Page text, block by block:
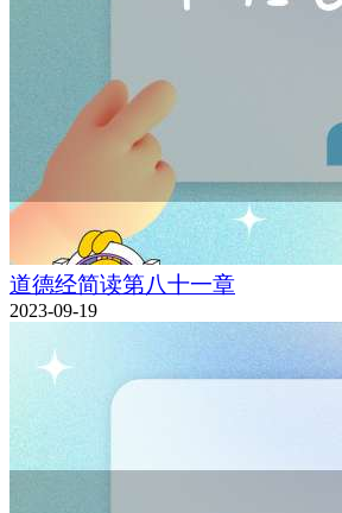
道德经简读第八十一章
2023-09-19